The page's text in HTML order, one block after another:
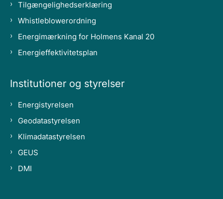
Tilgængelighedserklæring
Whistleblowerordning
Energimærkning for Holmens Kanal 20
Energieffektivitetsplan
Institutioner og styrelser
Energistyrelsen
Geodatastyrelsen
Klimadatastyrelsen
GEUS
DMI